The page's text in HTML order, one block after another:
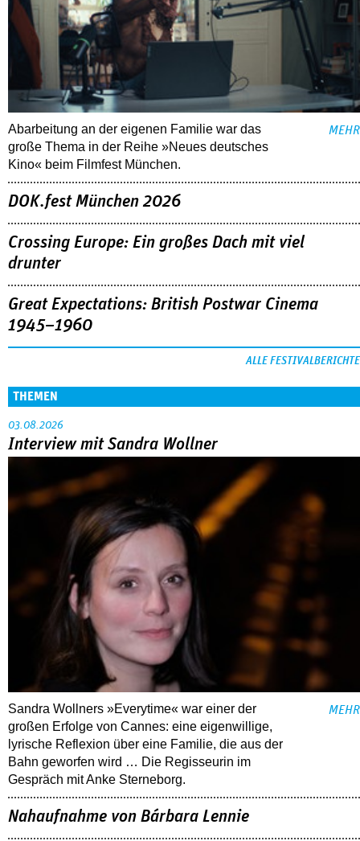
Abarbeitung an der eigenen Familie war das
große Thema in der Reihe »Neues deutsches
Kino« beim Filmfest München.
MEHR
DOK.fest München 2026
Crossing Europe: Ein großes Dach mit viel
drunter
Great Expectations: British Postwar Cinema
1945–1960
ALLE FESTIVALBERICHTE
THEMEN
03.08.2026
Interview mit Sandra Wollner
Sandra Wollners »Everytime« war einer der
großen Erfolge von Cannes: eine eigenwillige,
lyrische Reflexion über eine ­Familie, die aus der
Bahn geworfen wird … Die Regisseurin im
Gespräch mit Anke Sterneborg.
MEHR
Nahaufnahme von Bárbara Lennie